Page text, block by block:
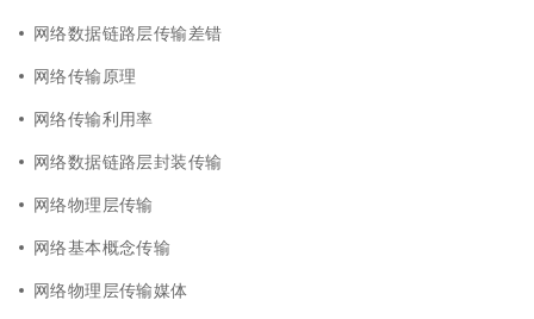
网络数据链路层传输差错
网络传输原理
网络传输利用率
网络数据链路层封装传输
网络物理层传输
网络基本概念传输
网络物理层传输媒体